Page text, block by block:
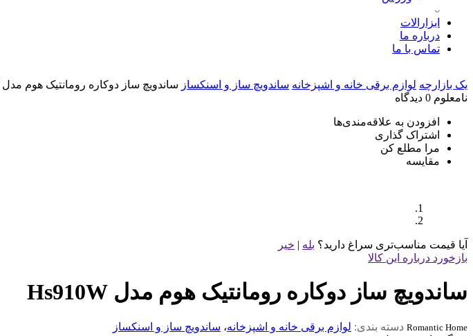
ابزارالات
درباره ما
تماس با ما
یک بازارچه لوازم برقی خانه و اشپزخانه ساندویچ ساز و اسنکساز ساندویچ ساز دوکاره رومانتیک هوم مدل Hs910W
نامعلوم 0 دیدگاه
افزودن به علاقه‌مندی‌ها
اشتراک گذاری
مرا مطلع کن
مقایسه
آیا قیمت مناسب‌تری سراغ دارید؟ بله | خیر
بازخورد درباره این کالا
ساندویچ ساز دوکاره رومانتیک هوم مدل Hs910W
Romantic Home دسته بندی: لوازم برقی خانه و اشپزخانه، ساندویچ ساز و اسنکساز